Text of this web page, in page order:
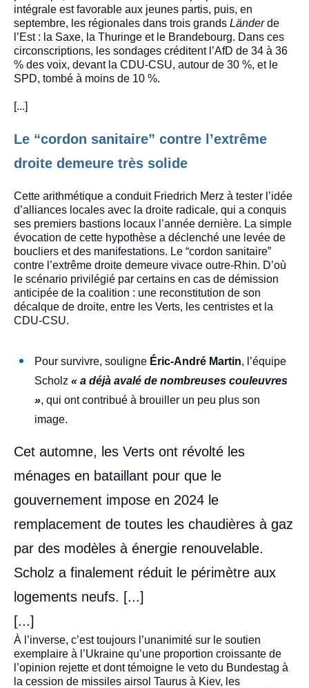
intégrale est favorable aux jeunes partis, puis, en
septembre, les régionales dans trois grands Länderde
l’Est : la Saxe, la Thuringe et le Brandebourg. Dans ces
circonscriptions, les sondages créditent l’AfD de 34 à 36
% des voix, devant la CDU-CSU, autour de 30 %, et le
SPD, tombé à moins de 10 %.
[...]
Le “cordon sanitaire” contre l’extrême
droite demeure très solide
Cette arithmétique a conduit Friedrich Merz à tester l’idée
d’alliances locales avec la droite radicale, qui a conquis
ses premiers bastions locaux l’année dernière. La simple
évocation de cette hypothèse a déclenché une levée de
boucliers et des manifestations. Le “cordon sanitaire”
contre l’extrême droite demeure vivace outre-Rhin. D’où
le scénario privilégié par certains en cas de démission
anticipée de la coalition : une reconstitution de son
décalque de droite, entre les Verts, les centristes et la
CDU-CSU.
Pour survivre, souligne Éric-André Martin, l’équipe
Scholz « a déjà avalé de nombreuses couleuvres
», qui ont contribué à brouiller un peu plus son
image.
Cet automne, les Verts ont révolté les
ménages en bataillant pour que le
gouvernement impose en 2024 le
remplacement de toutes les chaudières à gaz
par des modèles à énergie renouvelable.
Scholz a finalement réduit le périmètre aux
logements neufs. [...]
[...]
À l’inverse, c’est toujours l’unanimité sur le soutien
exemplaire à l’Ukraine qu’une proportion croissante de
l’opinion rejette et dont témoigne le veto du Bundestag à
la cession de missiles airsol Taurus à Kiev, les